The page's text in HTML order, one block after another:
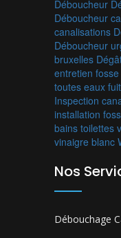
Déboucheur
Déboucheur
canalisations
Déboucheur
bruxelles
entretien
toutes eaux
Inspection
installation
bains toilettes
vinaigre blanc
Nos
Débouchage